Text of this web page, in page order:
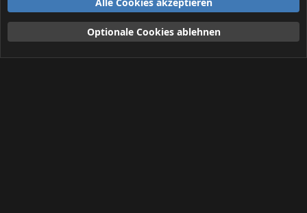
Hilfe und Impressum
S
S
Community platform by XenForo® © 2010-2026 XenForo Ltd.
Optionale Cookies ablehnen